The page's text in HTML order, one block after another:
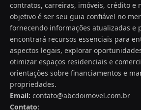
contratos, carreiras, imóveis, crédito e
objetivo é ser seu guia confiável no
fornecendo informações atualizadas e
encontrará recursos essenciais para
aspectos legais, explorar
otimizar espaços residenciais e
orientações sobre financiamentos e
propriedades.
Email: contato@abcdoimovel.com.br
Contato: